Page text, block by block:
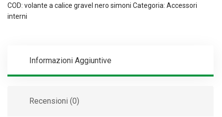
COD: volante a calice gravel nero simoni Categoria: Accessori
interni
Informazioni Aggiuntive
Recensioni (0)